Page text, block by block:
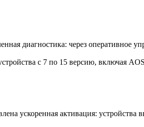
диагностика: через оперативное
с 7 по 15 версию, включая
ускоренная активация: устройства